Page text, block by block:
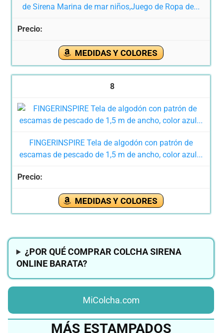
de Sirena Marina de mar niños,Juego de Ropa de...
MEDIDAS Y COLORES
8
FINGERINSPIRE Tela de algodón con patrón de
escamas de pescado de 1,5 m de ancho, color azul...
MEDIDAS Y COLORES
¿POR QUÉ COMPRAR COLCHA SIRENA
ONLINE BARATA?
MiColcha.com
MÁS ESTAMPADOS